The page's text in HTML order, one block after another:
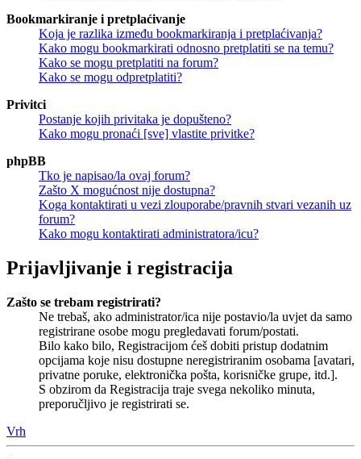
Bookmarkiranje i pretplaćivanje
Koja je razlika između bookmarkiranja i pretplaćivanja?
Kako mogu bookmarkirati odnosno pretplatiti se na temu?
Kako se mogu pretplatiti na forum?
Kako se mogu odpretplatiti?
Privitci
Postanje kojih privitaka je dopušteno?
Kako mogu pronaći [sve] vlastite privitke?
phpBB
Tko je napisao/la ovaj forum?
Zašto X mogućnost nije dostupna?
Koga kontaktirati u vezi zlouporabe/pravnih stvari vezanih uz
forum?
Kako mogu kontaktirati administratora/icu?
Prijavljivanje i registracija
Zašto se trebam registrirati?
Ne trebaš, ako administrator/ica nije postavio/la uvjet da samo
registrirane osobe mogu pregledavati forum/postati.
Bilo kako bilo, Registracijom ćeš dobiti pristup dodatnim
opcijama koje nisu dostupne neregistriranim osobama [avatari,
privatne poruke, elektronička pošta, korisničke grupe, itd.].
S obzirom da Registracija traje svega nekoliko minuta,
preporučljivo je registrirati se.
Vrh